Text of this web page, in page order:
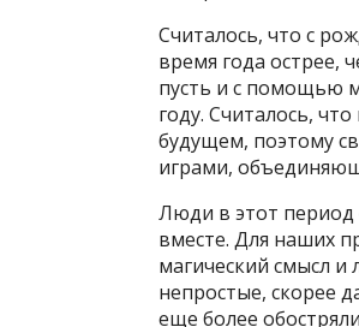
Считалось, что с
время года острее,
пусть и с помощью
году. Считалось,
будущем, поэтому
играми,
Люди в этот период
вместе. Для наших
магический смысл
непростые, скорее
еще более